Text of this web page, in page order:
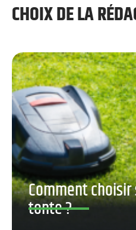
CHOIX DE LA
Comment
tonte ?